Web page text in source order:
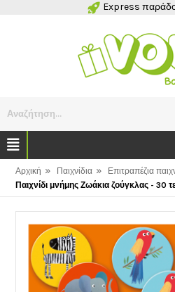
Express
Αναζήτηση...
Αρχική » Παιχνίδια » Επιτραπέζια
Παιχνίδι μνήμης Ζωάκια ζούγκλας - 30